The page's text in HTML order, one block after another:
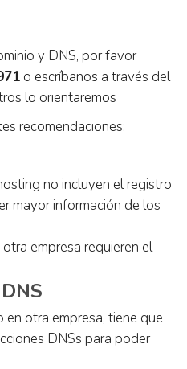
y DNS, por favor
o escríbanos a través del
lo orientaremos
recomendaciones:
no incluyen el registro
mayor información de los
empresa requieren el
otra empresa, tiene que
DNSs para poder